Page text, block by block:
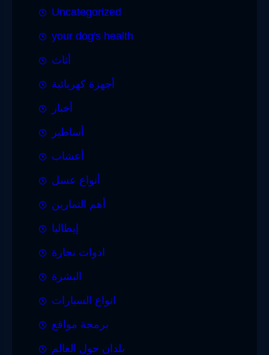
Uncategorized
your dog's health
أثاث
أجهزة كهربائية
أخبار
أساطير
أعشاب
أنواع عسل
أهم التمارين
إيطاليا
ادوات نجارة
البشرة
انواع السيارات
برمجة مواقع
بلدان حول العالم